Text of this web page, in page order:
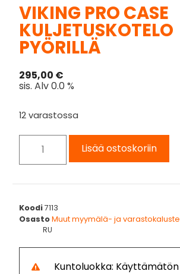
VIKING PRO CASE
KULJETUSKOTELO
PYÖRILLÄ
295,00 €
sis. Alv 0.0 %
12 varastossa
Lisää ostoskoriin
Koodi7113
OsastoMuut myymälä- ja
RU
Kuntoluokka: Käyttämätön